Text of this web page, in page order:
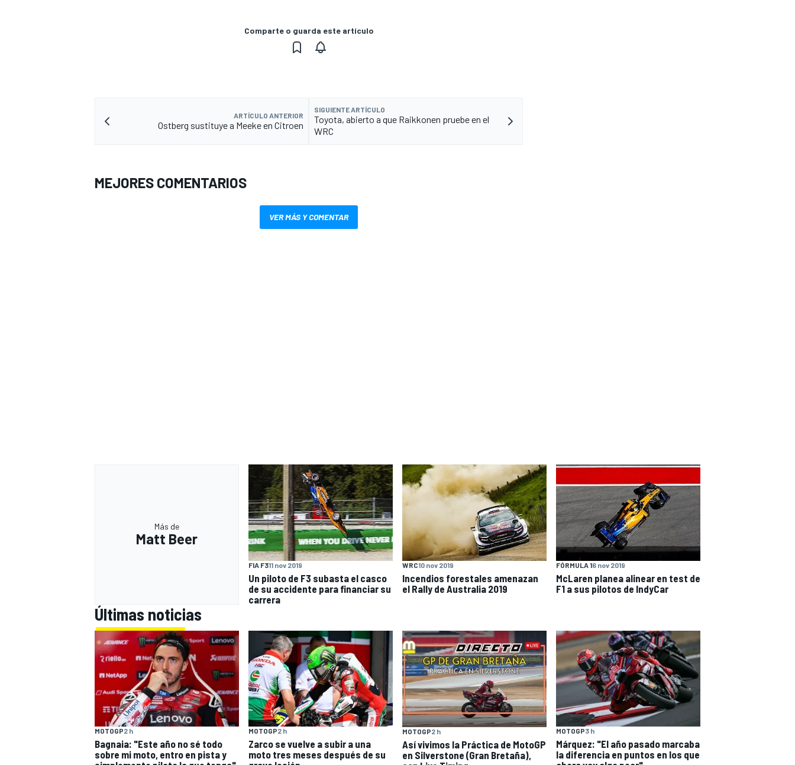
Comparte o guarda este artículo
ARTÍCULO ANTERIOR
Ostberg sustituye a Meeke en Citroen
SIGUIENTE ARTÍCULO
Toyota, abierto a que Raikkonen pruebe en el
WRC
MEJORES COMENTARIOS
VER MÁS Y COMENTAR
Más de
Matt Beer
FIA F311 nov 2019
Un piloto de F3 subasta el casco
de su accidente para financiar su
carrera
WRC10 nov 2019
Incendios forestales amenazan
el Rally de Australia 2019
FÓRMULA 16 nov 2019
McLaren planea alinear en test de
F1 a sus pilotos de IndyCar
Últimas noticias
MOTOGP2 h
Bagnaia: "Este año no sé todo
sobre mi moto, entro en pista y
MOTOGP2 h
Zarco se vuelve a subir a una
moto tres meses después de su
MOTOGP2 h
Así vivimos la Práctica de MotoGP
en Silverstone (Gran Bretaña),
MOTOGP3 h
Márquez: "El año pasado marcaba
la diferencia en puntos en los que